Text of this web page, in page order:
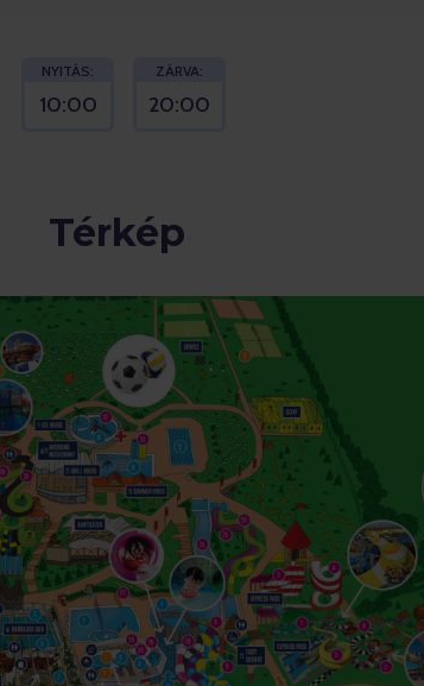
NYITÁS:
10:00
ZÁRVA:
20:00
Térkép